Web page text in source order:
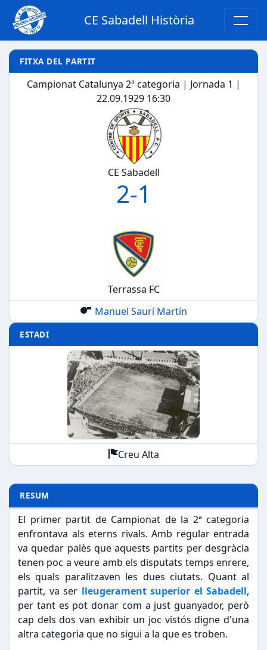
CE Sabadell Història
FITXA DEL PARTIT
Campionat Catalunya 2ª categoria | Jornada 1 |
22.09.1929 16:30
CE Sabadell
2-1
Terrassa FC
Manuel Saurí Martín
ESTADI
Creu Alta
RESUM
El primer partit de Campionat de la 2ª categoria
enfrontava als eterns rivals. Amb regular entrada
va quedar palès que aquests partits per desgràcia
tenen poc a veure amb els disputats temps enrere,
els quals paralitzaven les dues ciutats. Quant al
partit, va ser lleugerament superior el Sabadell,
per tant es pot donar com a just guanyador, però
cap dels dos van exhibir un joc vistós digne d'una
altra categoria que no sigui a la que es troben.